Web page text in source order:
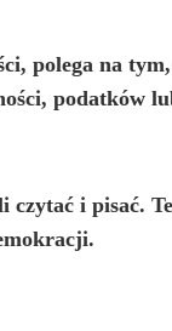
polega na
podatków
czytać i pisać.